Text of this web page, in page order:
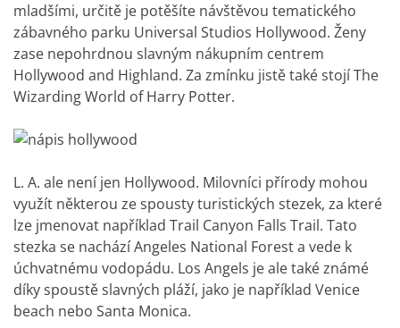
mladšími, určitě je potěšíte návštěvou tematického
zábavného parku Universal Studios Hollywood. Ženy
zase nepohrdnou slavným nákupním centrem
Hollywood and Highland. Za zmínku jistě také stojí The
Wizarding World of Harry Potter.
L. A. ale není jen Hollywood. Milovníci přírody mohou
využít některou ze spousty turistických stezek, za které
lze jmenovat například Trail Canyon Falls Trail. Tato
stezka se nachází Angeles National Forest a vede k
úchvatnému vodopádu. Los Angels je ale také známé
díky spoustě slavných pláží, jako je například Venice
beach nebo Santa Monica.